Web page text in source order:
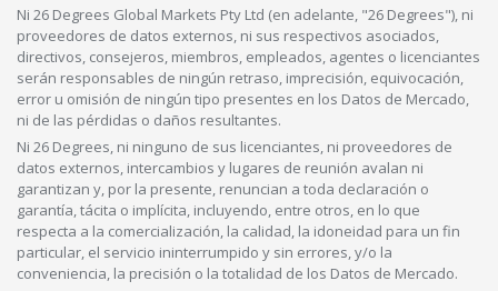
Ni 26 Degrees Global Markets Pty Ltd (en adelante, "26 Degrees"), ni
proveedores de datos externos, ni sus respectivos asociados,
directivos, consejeros, miembros, empleados, agentes o licenciantes
serán responsables de ningún retraso, imprecisión, equivocación,
error u omisión de ningún tipo presentes en los Datos de Mercado,
ni de las pérdidas o daños resultantes.
Ni 26 Degrees, ni ninguno de sus licenciantes, ni proveedores de
datos externos, intercambios y lugares de reunión avalan ni
garantizan y, por la presente, renuncian a toda declaración o
garantía, tácita o implícita, incluyendo, entre otros, en lo que
respecta a la comercialización, la calidad, la idoneidad para un fin
particular, el servicio ininterrumpido y sin errores, y/o la
conveniencia, la precisión o la totalidad de los Datos de Mercado.